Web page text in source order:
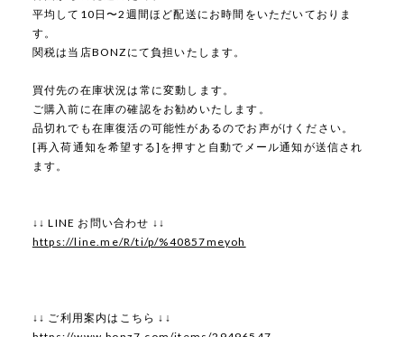
平均して10日〜2週間ほど配送にお時間をいただいておりま
す。
関税は当店BONZにて負担いたします。
買付先の在庫状況は常に変動します。
ご購入前に在庫の確認をお勧めいたします。
品切れでも在庫復活の可能性があるのでお声がけください。
[再入荷通知を希望する]を押すと自動でメール通知が送信され
ます。
↓↓ LINE お問い合わせ ↓↓
https://line.me/R/ti/p/%40857meyoh
↓↓ ご利用案内はこちら ↓↓